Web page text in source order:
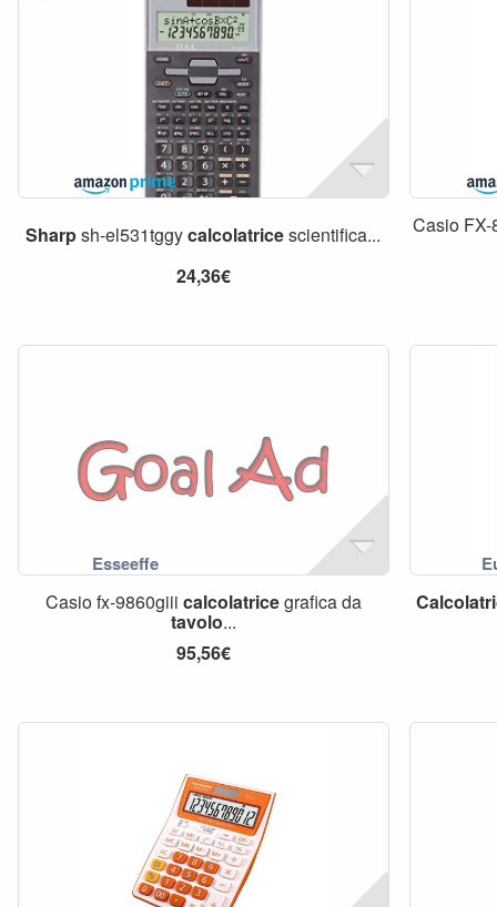
Sharpsh-el531tggycalcolatricescientifica...
24,36€
Casio
Casio fx-9860giii calcolatricegrafica da
tavolo...
95,56€